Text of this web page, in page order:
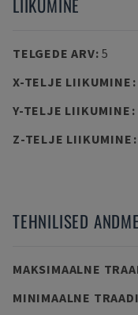
LIIKUMINE
TELGEDE ARV:5
X-TELJE LIIKUMINE :
Y-TELJE LIIKUMINE :
Z-TELJE LIIKUMINE :
TEHNILISED
MAKSIMAALNE
MINIMAALNE